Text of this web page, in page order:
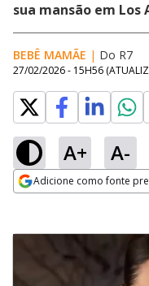
sua mansão em Los
BEBÊ MAMÃE | Do R7
27/02/2026 - 15H56
A+ A-
Adicione como fonte